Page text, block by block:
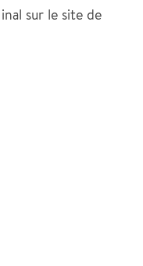
sur le site de